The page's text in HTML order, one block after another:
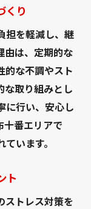
くり
担を軽減し、継
由は、定期的な
的な不調やスト
な取り組みとし
に行い、安心し
十番エリアで
います。
ト
ストレス対策を